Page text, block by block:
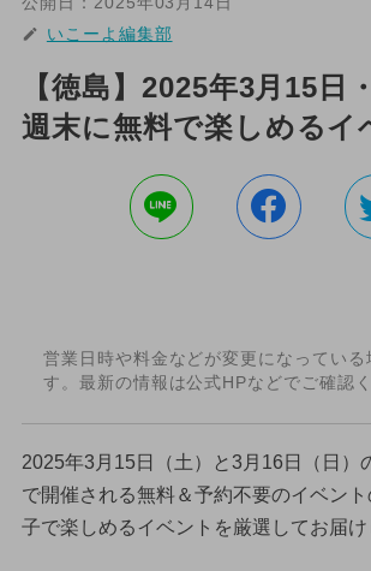
いこーよ編集部
【徳島】2025年3月15日
週末に無料で楽しめるイ
営業日時や料金などが変更になっている
す。最新の情報は公式HPなどでご確認く
2025年3月15日（土）と3月16日（日）
で開催される無料＆予約不要のイベン
子で楽しめるイベントを厳選してお届け